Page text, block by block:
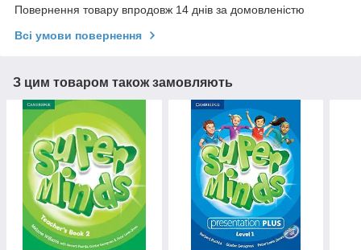
Повернення товару впродовж 14 днів за домовленістю
Всі умови повернення
З цим товаром також замовляють